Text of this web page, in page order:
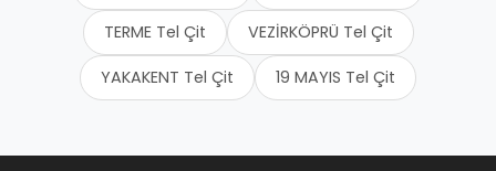
TERME Tel Çit VEZİRKÖPRÜ Tel Çit
YAKAKENT Tel Çit 19 MAYIS Tel Çit